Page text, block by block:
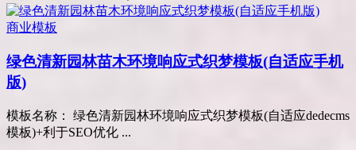
商业模板
绿色清新园林苗木环境响应式织梦模板(自适应手机
版)
模板名称： 绿色清新园林环境响应式织梦模板(自适应dedecms
模板)+利于SEO优化 ...